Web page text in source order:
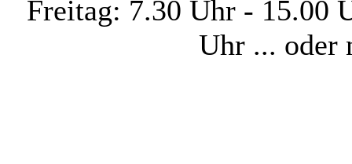
Freitag: 7.30 Uhr - 15.00
Uhr ... oder